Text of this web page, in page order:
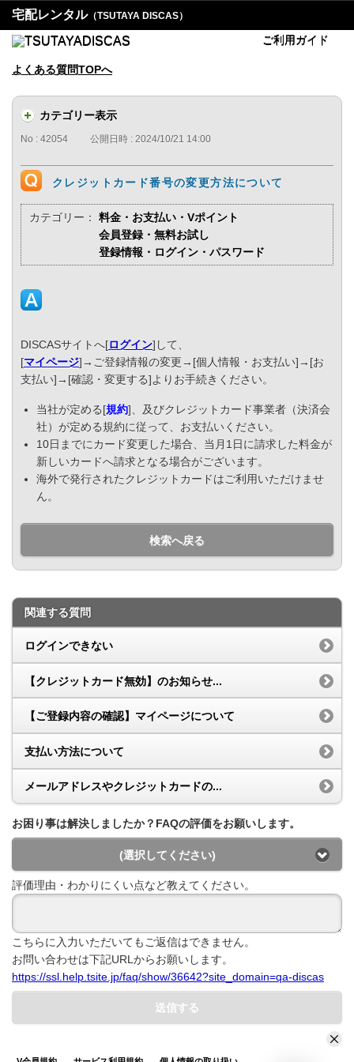
宅配レンタル（TSUTAYA DISCAS）
ご利用ガイド
よくある質問TOPへ
カテゴリー表示
No : 42054 公開日時 : 2024/10/21 14:00
クレジットカード番号の変更方法について
カテゴリー：
料金・お支払い・Vポイント
会員登録・無料お試し
登録情報・ログイン・パスワード
DISCASサイトへ[ログイン]して、
[マイページ]→ご登録情報の変更→[個人情報・お支払い]→[お
支払い]→[確認・変更する]よりお手続きください。
当社が定める[規約]、及びクレジットカード事業者（決済会
社）が定める規約に従って、お支払いください。
10日までにカード変更した場合、当月1日に請求した料金が
新しいカードへ請求となる場合がございます。
海外で発行されたクレジットカードはご利用いただけませ
ん。
検索へ戻る
関連する質問
ログインできない
【クレジットカード無効】のお知らせ...
【ご登録内容の確認】マイページについて
支払い方法について
メールアドレスやクレジットカードの...
お困り事は解決しましたか？FAQの評価をお願いします。
(選択してください)
評価理由・わかりにくい点など教えてください。
こちらに入力いただいてもご返信はできません。
お問い合わせは下記URLからお願いします。
https://ssl.help.tsite.jp/faq/show/36642?site_domain=qa-discas
送信する